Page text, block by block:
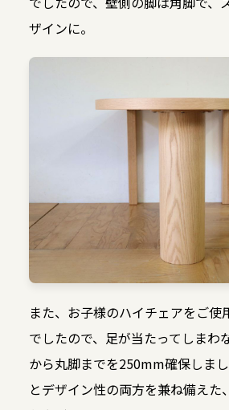
ザインに。
また、お子様のハイチェアをご使
でしたので、足が当たってしまわ
から丸脚までを250mm確保しま
とデザイン性の両方を兼ね備えた